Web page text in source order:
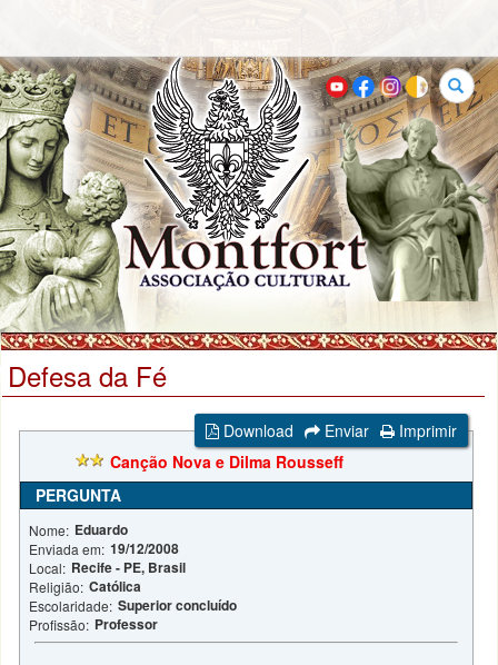
Buscar
Defesa da Fé
Download Enviar
Imprimir
Canção Nova e Dilma Rousseff
PERGUNTA
Nome: Eduardo
Enviada em: 19/12/2008
Local: Recife - PE, Brasil
Religião: Católica
Escolaridade: Superior concluído
Profissão: Professor